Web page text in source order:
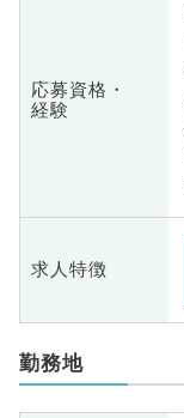
応募資格・
経験
求人特徴
勤務地